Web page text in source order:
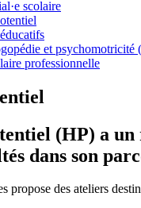
scolaire
et psychomotricité
professionnelle
(HP) a
dans son
propose des ateliers